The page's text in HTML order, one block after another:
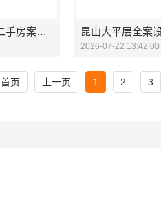
性价比高旧房翻新二手房案例_苏州兔哥哥智装新材料有限公司
2026-07-22 13:42:00
首页 上一页 1 2 3